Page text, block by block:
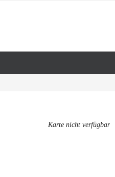
Karte nicht verfügbar